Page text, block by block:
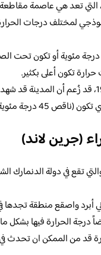
تعد هي عاصمة مقاطعة
تكون أعلى بكثير.
45 درجة مئوية).
(جرين لاند)
تقع في دولة الدنمارك
أبرد واصقع منطقة تجدها
بشكل ما إلى 22 درجة مئوية تكون (تحت